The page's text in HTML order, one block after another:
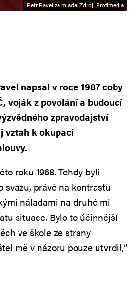
Petr Pavel za mlada. Zdroj: Profimedia
napsal v roce 1987 coby
voják z povolání a budoucí
zpravodajství
vztah k okupaci
roku 1968. Tehdy byli
svazu, právě na kontrastu
náladami na druhé mi
situace. Bylo to účinnější
ve škole ze strany
mě v názoru pouze utvrdil,“